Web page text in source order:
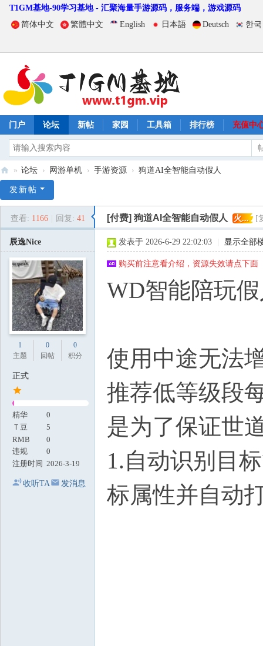
T1GM基地-90学习基地 - 汇聚海量手游源码，服务端，游戏源码
简体中文
繁體中文 English 日本語 Deutsch 한
门户 论坛 新帖 家园 工具箱 排行榜 充值中
1
» 论坛 › 网游单机 › 手游资源 › 狗道AI全智能自动假人
发新帖
查看: 1166 回复: 41 [付费] 狗道AI全智能自动假人 火... [
辰逸Nice
1
主题
0
回帖
0
积分
正式
精华
0
Ｔ豆
5
RMB
0
违规
0
注册时间 2026-3-19
收听TA 发消息
发表于 2026-6-29 22:02:03 显示全部
购买前注意看介绍，资源失效请点下
WD智能陪玩
使用中途无法
推荐低等级段
是为了保证世
1.自动识别目
标属性并自动